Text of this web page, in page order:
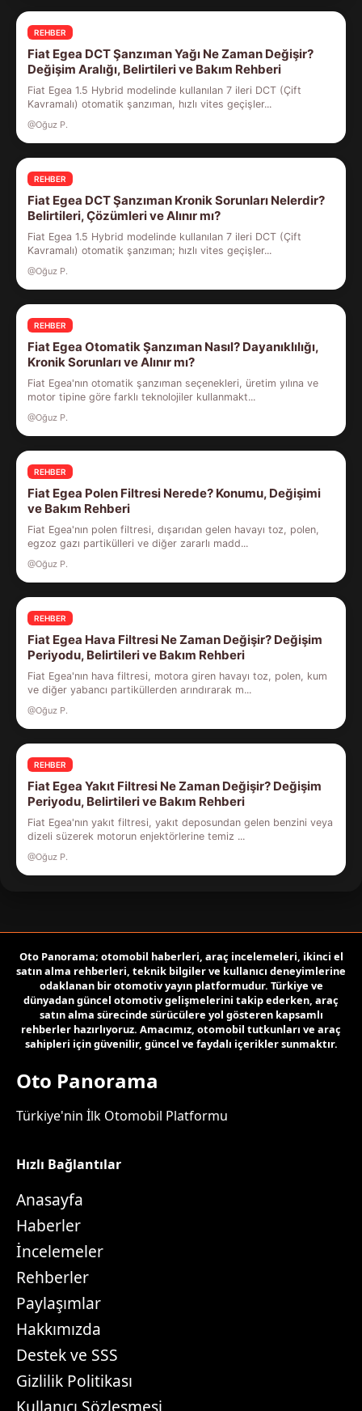
REHBER
Fiat Egea DCT Şanzıman Yağı Ne Zaman Değişir?
Değişim Aralığı, Belirtileri ve Bakım Rehberi
Fiat Egea 1.5 Hybrid modelinde kullanılan 7 ileri DCT (Çift
Kavramalı) otomatik şanzıman, hızlı vites geçişler...
@Oğuz P.
REHBER
Fiat Egea DCT Şanzıman Kronik Sorunları Nelerdir?
Belirtileri, Çözümleri ve Alınır mı?
Fiat Egea 1.5 Hybrid modelinde kullanılan 7 ileri DCT (Çift
Kavramalı) otomatik şanzıman; hızlı vites geçişler...
@Oğuz P.
REHBER
Fiat Egea Otomatik Şanzıman Nasıl? Dayanıklılığı,
Kronik Sorunları ve Alınır mı?
Fiat Egea'nın otomatik şanzıman seçenekleri, üretim yılına ve
motor tipine göre farklı teknolojiler kullanmakt...
@Oğuz P.
REHBER
Fiat Egea Polen Filtresi Nerede? Konumu, Değişimi
ve Bakım Rehberi
Fiat Egea'nın polen filtresi, dışarıdan gelen havayı toz, polen,
egzoz gazı partikülleri ve diğer zararlı madd...
@Oğuz P.
REHBER
Fiat Egea Hava Filtresi Ne Zaman Değişir? Değişim
Periyodu, Belirtileri ve Bakım Rehberi
Fiat Egea'nın hava filtresi, motora giren havayı toz, polen, kum
ve diğer yabancı partiküllerden arındırarak m...
@Oğuz P.
REHBER
Fiat Egea Yakıt Filtresi Ne Zaman Değişir? Değişim
Periyodu, Belirtileri ve Bakım Rehberi
Fiat Egea'nın yakıt filtresi, yakıt deposundan gelen benzini veya
dizeli süzerek motorun enjektörlerine temiz ...
@Oğuz P.
Oto Panorama; otomobil haberleri, araç incelemeleri, ikinci el
satın alma rehberleri, teknik bilgiler ve kullanıcı deneyimlerine
odaklanan bir otomotiv yayın platformudur. Türkiye ve
dünyadan güncel otomotiv gelişmelerini takip ederken, araç
satın alma sürecinde sürücülere yol gösteren kapsamlı
rehberler hazırlıyoruz. Amacımız, otomobil tutkunları ve araç
sahipleri için güvenilir, güncel ve faydalı içerikler sunmaktır.
Oto Panorama
Türkiye'nin İlk Otomobil Platformu
Hızlı Bağlantılar
Anasayfa
Haberler
İncelemeler
Rehberler
Paylaşımlar
Hakkımızda
Destek ve SSS
Gizlilik Politikası
Kullanıcı Sözleşmesi